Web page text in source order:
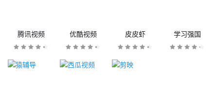
腾讯视频 优酷视频 皮皮虾 学习强国